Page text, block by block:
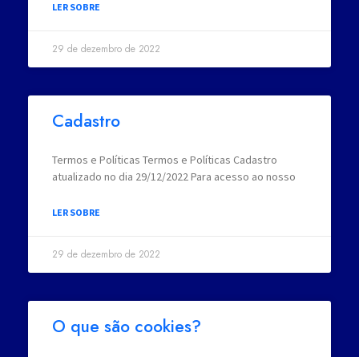
LER SOBRE
29 de dezembro de 2022
Cadastro
Termos e Políticas Termos e Políticas Cadastro
atualizado no dia 29/12/2022 Para acesso ao nosso
LER SOBRE
29 de dezembro de 2022
O que são cookies?